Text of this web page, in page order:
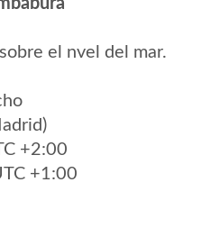
el nvel del mar.
+2:00
+1:00